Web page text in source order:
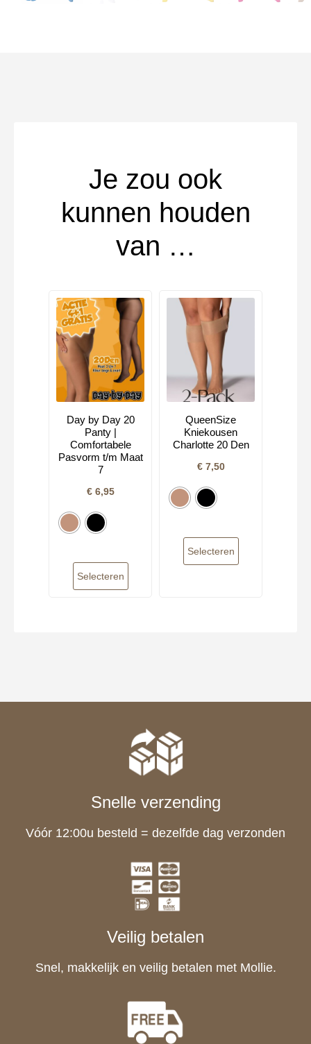
Je zou ook
kunnen houden
van …
Day by Day 20
Panty |
Comfortabele
Pasvorm t/m Maat
7
€6,95
Selecteren
QueenSize
Kniekousen
Charlotte 20 Den
€7,50
Selecteren
Snelle verzending
Vóór 12:00u besteld = dezelfde dag verzonden
Veilig betalen
Snel, makkelijk en veilig betalen met Mollie.